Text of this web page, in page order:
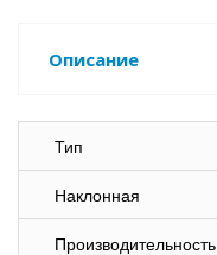
Описание
Тип
Наклонная
Производительность